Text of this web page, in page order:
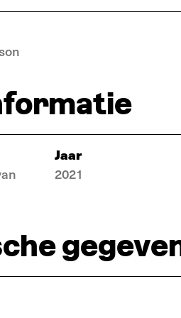
Jaar
2021